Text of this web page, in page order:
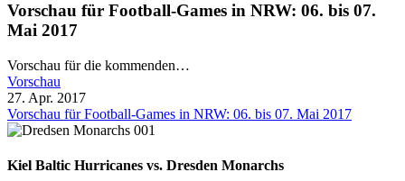
Vorschau für Football-Games in NRW: 06. bis 07.
Mai 2017
Vorschau für die kommenden…
Vorschau
27. Apr. 2017
Vorschau für Football-Games in NRW: 06. bis 07. Mai 2017
Kiel Baltic Hurricanes vs. Dresden Monarchs